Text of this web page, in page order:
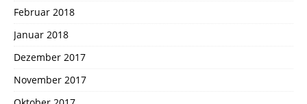
Februar 2018
Januar 2018
Dezember 2017
November 2017